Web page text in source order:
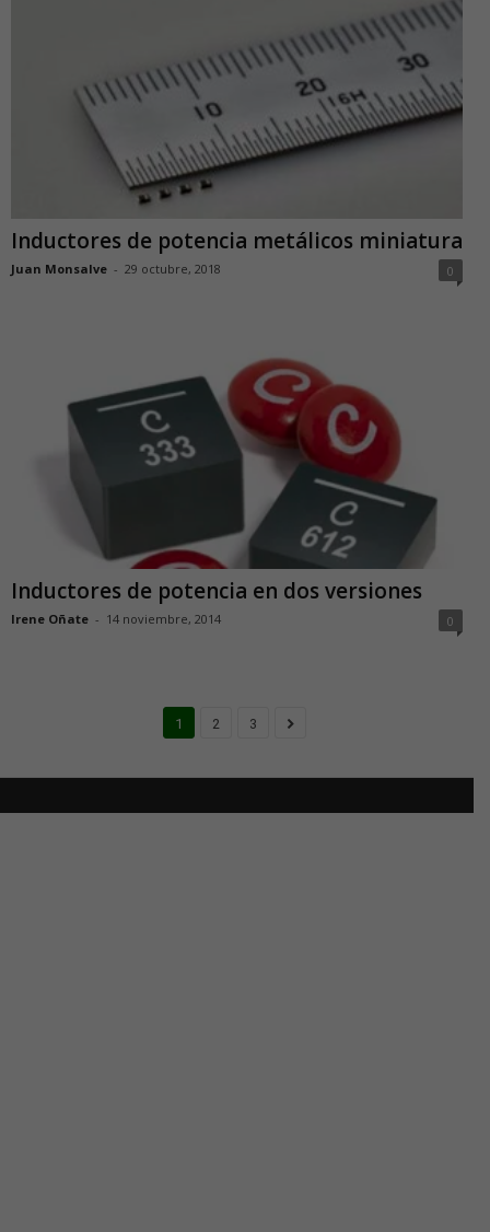
Inductores de potencia metálicos miniatura
Juan Monsalve - 29 octubre, 2018 0
Inductores de potencia en dos versiones
Irene Oñate - 14 noviembre, 2014 0
1 2 3